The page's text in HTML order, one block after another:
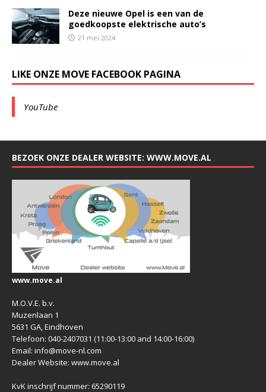
Deze nieuwe Opel is een van de
goedkoopste elektrische auto’s
21 mei 2024
LIKE ONZE MOVE FACEBOOK PAGINA
YouTube
BEZOEK ONZE DEALER WEBSITE: WWW.MOVE.AL
www.move.al
M.O.V.E. b.v.
Muzenlaan 1
5631 GA, Eindhoven
Telefoon: 040-2407031 (11:00-13:00 and 14:00-16:00)
Email: info@move-nl.com
Dealer Website: www.move.al
KvK inschrijf nummer: 65290119